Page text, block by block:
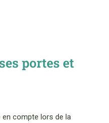
portes et
en compte lors de la